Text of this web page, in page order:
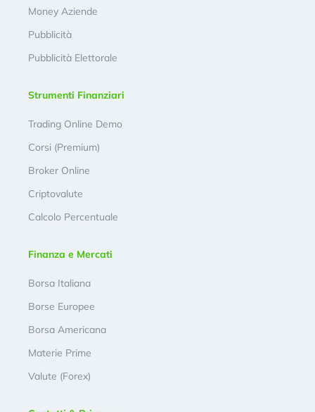
Money Aziende
Pubblicità
Pubblicità Elettorale
Strumenti Finanziari
Trading Online Demo
Corsi (Premium)
Broker Online
Criptovalute
Calcolo Percentuale
Finanza e Mercati
Borsa Italiana
Borse Europee
Borsa Americana
Materie Prime
Valute (Forex)